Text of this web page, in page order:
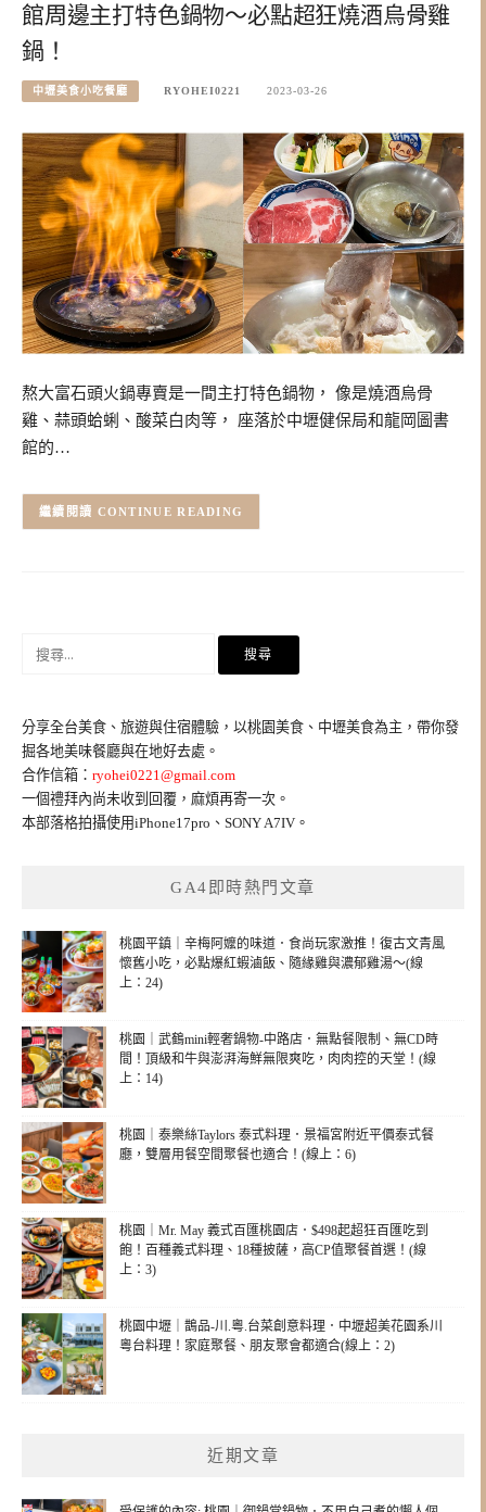
館周邊主打特色鍋物～必點超狂燒酒烏骨雞
鍋！
中壢美食小吃餐廳 RYOHEI0221 2023-03-26
熬大富石頭火鍋專賣是一間主打特色鍋物， 像是燒酒烏骨
雞、蒜頭蛤蜊、酸菜白肉等， 座落於中壢健保局和龍岡圖書
館的…
CONTINUE READING
字:
分享全台美食、旅遊與住宿體驗，以桃園美食、中壢美食為主，帶你發
掘各地美味餐廳與在地好去處。
合作信箱： ryohei0221@gmail.com
一個禮拜內尚未收到回覆，麻煩再寄一次。
本部落格拍攝使用iPhone17pro、SONY A7IV。
GA4即時熱門文章
桃園平鎮｜辛梅阿嬤的味道．食尚玩家激推！復古文青風
懷舊小吃，必點爆紅蝦滷飯、隨緣雞與濃郁雞湯～(線
上：24)
桃園｜武鶴mini輕奢鍋物-中路店．無點餐限制、無CD時
間！頂級和牛與澎湃海鮮無限爽吃，肉肉控的天堂！(線
上：14)
桃園｜泰樂絲Taylors 泰式料理．景福宮附近平價泰式餐
廳，雙層用餐空間聚餐也適合！(線上：6)
桃園｜Mr. May 義式百匯桃園店．$498起超狂百匯吃到
飽！百種義式料理、18種披薩，高CP值聚餐首選！(線
上：3)
桃園中壢｜鵲品-川.粵.台菜創意料理．中壢超美花園系川
粵台料理！家庭聚餐、朋友聚會都適合(線上：2)
近期文章